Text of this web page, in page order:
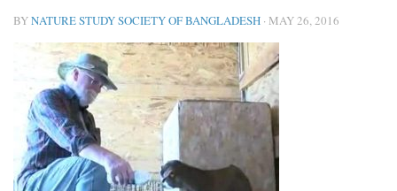
BYNATURE STUDY SOCIETY OF BANGLADESH · MAY 26, 2016